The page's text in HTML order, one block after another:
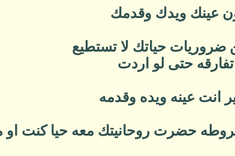
عينك ويدك وقدمك
ضروريات حياتك لا تستطيع
تفارقه حتى لو اردت
انت عينه ويده وقدمه
حضرت روحانيتك معه حيا كنت او